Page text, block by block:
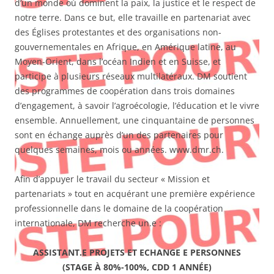
d’un monde où dominent la paix, la justice et le respect de
notre terre. Dans ce but, elle travaille en partenariat avec
des Églises protestantes et des organisations non-
gouvernementales en Afrique, en Amérique latine, au
Moyen-Orient, dans l’océan Indien et en Suisse, et
participe à plusieurs réseaux multilatéraux. DM soutient
des programmes de coopération dans trois domaines
d’engagement, à savoir l’agroécologie, l’éducation et le vivre
ensemble. Annuellement, une cinquantaine de personnes
sont en échange auprès d’un des partenaires pour
quelques semaines, mois ou années. www.dmr.ch.
Afin d’appuyer le travail du secteur « Mission et
partenariats » tout en acquérant une première expérience
professionnelle dans le domaine de la coopération
internationale, DM recherche un.e :
ASSISTANT.E PROJETS ET ECHANGE E PERSONNES
(STAGE À 80%-100%, CDD 1 ANNÉE)